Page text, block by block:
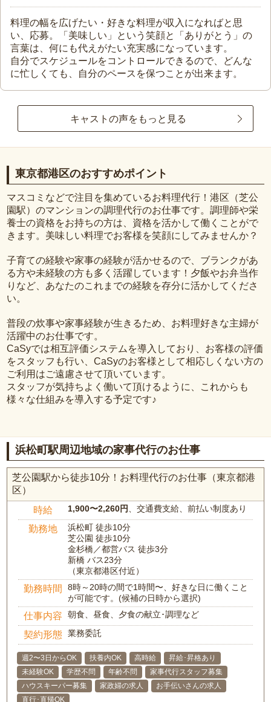
料理の幅を広げたい・好きな料理が収入になればと思
い、応募。「美味しい」という笑顔と「ありがとう」の
言葉は、何にも代えがたい充実感になっています。
自分でスケジュールをコントロールできるので、どんな
に忙しくても、自分のペースを保つことが出来ます。
キャストの声をもっと見る
東京都港区のおすすめポイント
マスコミなどで注目を集めているお料理代行！港区（芝公
園駅）のマンションの調理代行のお仕事です。調理師や栄
養士の資格をお持ちの方は、資格を活かして働くことがで
きます。美味しい料理でお客様を笑顔にしてみませんか？
子育ての経験や家事の経験が活かせるので、ブランクがあ
る方や未経験の方も多く活躍しています！夕飯やお弁当作
りなど、あなたのこれまでの経験を存分に活かしてくださ
い。
普段の炊事や家事経験が生きるため、お料理好きな主婦が
活躍中のお仕事です。
CaSyでは相互評価システムを導入しており、お客様の評価
をスタッフも行い、CaSyのお客様として相応しくない方の
ご利用はご遠慮させて頂いています。
スタッフが気持ちよく働いて頂けるように、これからも
様々な仕組みを導入する予定です♪
浜松町駅周辺地域の家事代行のお仕事
芝公園駅から徒歩10分！お料理代行のお仕事（東京都港
区）
時給 1,900〜2,260円、交通費支給、前払い制度あり
勤務地
浜松町 徒歩10分
芝公園 徒歩10分
金杉橋／都営バス 徒歩3分
新橋 バス23分
（東京都港区付近）
勤務時間
8時～20時の間で1時間〜、好きな日に働くこと
が可能です。(候補の日時から選択)
仕事内容 朝食、昼食、夕食の献立･調理など
契約形態 業務委託
週2〜3日からOK 扶養内OK 高時給
昇給･昇格あり
未経験OK
学歴不問 年齢不問
家事代行スタッフ募集
ハウスキーパー募集
家政婦の求人
お手伝いさんの求人
直行･直帰OK